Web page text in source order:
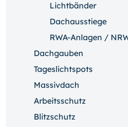
Lichtbänder
Dachausstiege
RWA-Anlagen /
Dachgauben
Tageslichtspots
Massivdach
Arbeitsschutz
Blitzschutz